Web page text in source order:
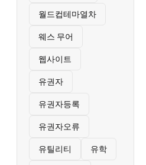
월드컵테마열차
웨스 무어
웹사이트
유권자
유권자등록
유권자오류
유틸리티 유학